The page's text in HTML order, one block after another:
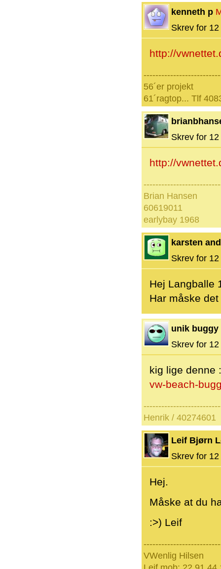
kenneth p
Skrev for
http://
56´er projekt
61´ragtop... Tlf
Skrev for
http://
Brian Hansen
60619011
earlybay 1968
karsten
Skrev for
Hej Langballe
Har måske
unik buggy
Skrev for
kig lige denne
vw-beach-
Henrik / 40274601
Leif Bjørn
Skrev for
Hej.
Måske at du
:>) Leif
VWenlig Hilsen